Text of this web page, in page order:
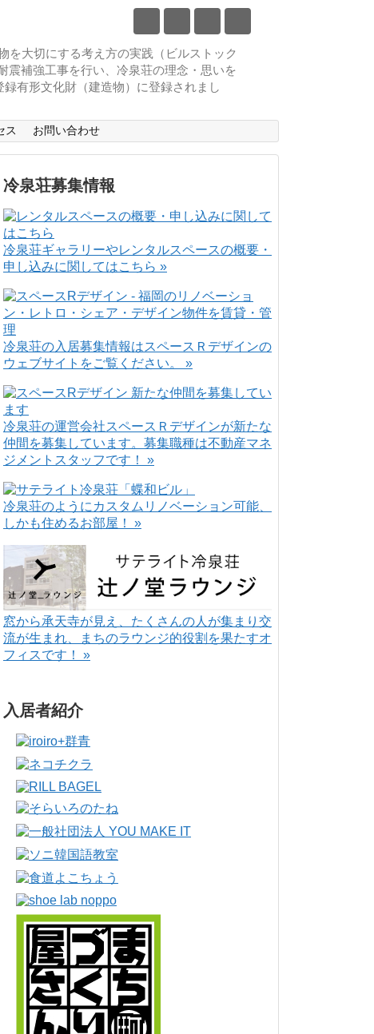
を大切にする考え方の実践（ビルストック
震補強工事を行い、冷泉荘の理念・思いを
有形文化財（建造物）に登録されまし
ス お問い合わせ
冷泉荘募集情報
冷泉荘ギャラリーやレンタルスペースの概要・
申し込みに関してはこちら »
冷泉荘の入居募集情報はスペースＲデザインの
ウェブサイトをご覧ください。 »
冷泉荘の運営会社スペースＲデザインが新たな
仲間を募集しています。募集職種は不動産マネ
ジメントスタッフです！ »
冷泉荘のようにカスタムリノベーション可能、
しかも住めるお部屋！ »
窓から承天寺が見え、たくさんの人が集まり交
流が生まれ、まちのラウンジ的役割を果たすオ
フィスです！ »
入居者紹介